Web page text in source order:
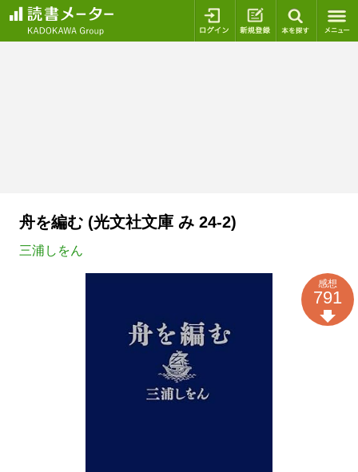
ログイン 新規登録
舟を編む (光文社文庫 み 24-2)
三浦しをん
感想
791